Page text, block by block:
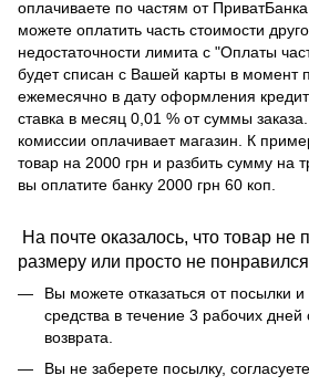
оплачиваете по частям от
можете оплатить часть стоимости
недостаточности лимита с "Оплаты
будет списан с Вашей карты в момент
ежемесячно в дату оформления
ставка в месяц 0,01 % от суммы
комиссии оплачивает магазин. К
товар на 2000 грн и разбить сумму на
вы оплатите банку 2000 грн 60 коп.
На почте оказалось, что товар не
размеру или просто не понравился
Вы можете отказаться от посылки
средства в течение 3 рабочих
возврата.
Вы не заберете посылку,